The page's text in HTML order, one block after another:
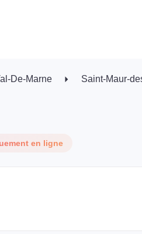
De-Marne Saint-Maur-
en ligne